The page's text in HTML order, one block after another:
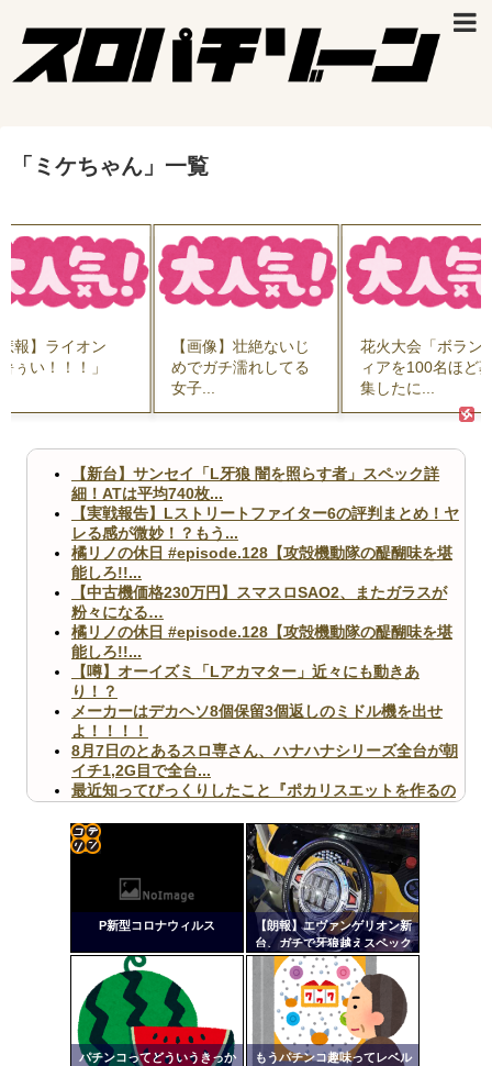
「 ミケちゃん 」 一覧
報】ライオン
ぅい！！！」
【画像】壮絶ないじ
めでガチ濡れしてる
女子...
花火大会「ボラン
ィアを100名ほど
集したに...
【新台】サンセイ「L牙狼 闇を照らす者」スペック詳
細！ATは平均740枚...
【実戦報告】Lストリートファイター6の評判まとめ！ヤ
レる感が微妙！？もう...
橘リノの休日 #episode.128【攻殻機動隊の醍醐味を堪
能しろ!!...
【中古機価格230万円】スマスロSAO2、またガラスが
粉々になる…
橘リノの休日 #episode.128【攻殻機動隊の醍醐味を堪
能しろ!!...
【噂】オーイズミ「Lアカマター」近々にも動きあ
り！？
メーカーはデカヘソ8個保留3個返しのミドル機を出せ
よ！！！！
8月7日のとあるスロ専さん、ハナハナシリーズ全台が朝
イチ1,2G目で全台...
最近知ってびっくりしたこと『ポカリスエットを作るの
【ヤバ杉】日本の無車検車「実は俺たち20万台も走って
ますｗ」←これどうす...
【閲覧注意】俺が近くにいると機械が壊れるんだけどさ
【画像】ペプシコーラ社、「こういうのでいいんだよ」
な新商品を発売
Powered by livedoor 相互RSS
P新型コロナウィルス
【朗報】エヴァンゲリオン新
台、ガチで牙狼越えスペック
で爆誕
パチンコってどういうきっか
もうパチンコ趣味ってレベル
ンク
自動
更新